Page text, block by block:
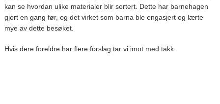
kan se hvordan ulike materialer blir sortert. Dette har barnehagen
gjort en gang før, og det virket som barna ble engasjert og lærte
mye av dette besøket.
Hvis dere foreldre har flere forslag tar vi imot med takk.